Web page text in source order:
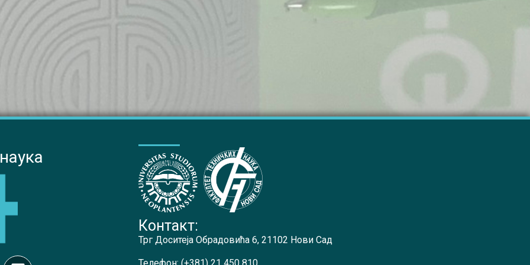
Контакт:
Трг Доситеја Обрадовића 6, 21102 Нови Сад
Телефон: (+381) 21 450 810